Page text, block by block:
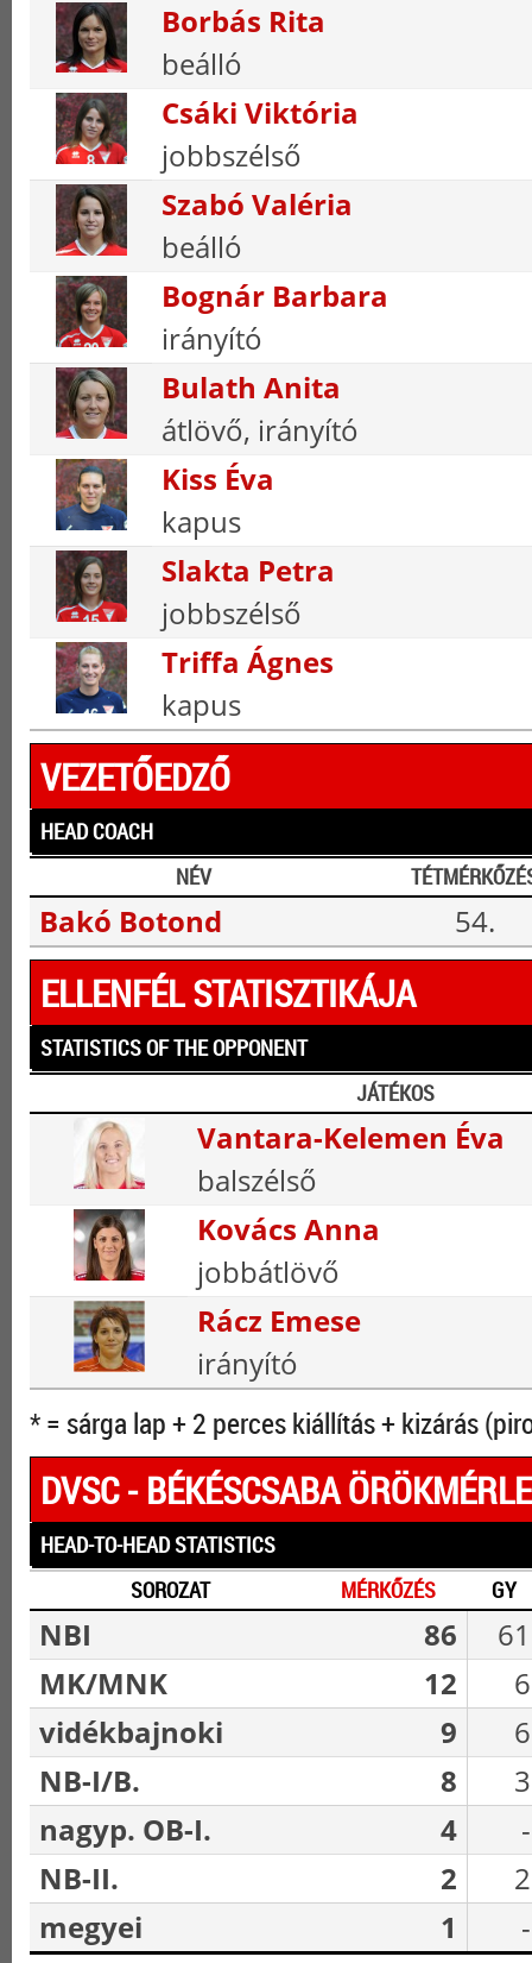
Borbás Rita
beálló
Csáki Viktória
jobbszélső
Szabó Valéria
beálló
Bognár Barbara
irányító
Bulath Anita
átlövő, irányító
Kiss Éva
kapus
Slakta Petra
jobbszélső
Triffa Ágnes
kapus
VEZETŐEDZŐ
HEAD COACH
NÉV
Bakó Botond 54.
ELLENFÉL STATISZTIKÁJA
STATISTICS OF THE OPPONENT
JÁTÉKOS
Vantara-Kelemen Éva
balszélső
Kovács Anna
jobbátlövő
Rácz Emese
irányító
* = sárga lap + 2 perces kiállítás + kizárás
DVSC - BÉKÉSCSABA
HEAD-TO-HEAD STATISTICS
SOROZAT
MÉRKŐZÉS GY
NBI 86
61
MK/MNK
12
6
vidékbajnoki
9
6
NB-I/B.
8
3
nagyp. OB-I.
4
-
NB-II.
2
2
megyei
1 -